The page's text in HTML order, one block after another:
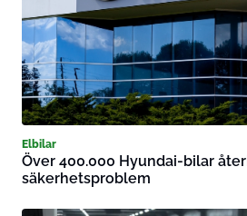
Elbilar
Över 400.000 Hyundai-bilar
säkerhetsproblem